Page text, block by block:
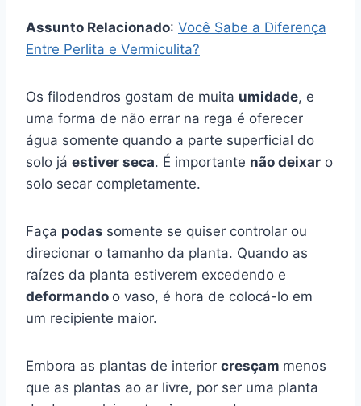
Assunto Relacionado: Você Sabe a Diferença
Entre Perlita e Vermiculita?
Os filodendros gostam de muita umidade, e
uma forma de não errar na rega é oferecer
água somente quando a parte superficial do
solo já estiver seca. É importante não deixar o
solo secar completamente.
Faça podas somente se quiser controlar ou
direcionar o tamanho da planta. Quando as
raízes da planta estiverem excedendo e
deformando o vaso, é hora de colocá-lo em
um recipiente maior.
Embora as plantas de interior cresçam menos
que as plantas ao ar livre, por ser uma planta